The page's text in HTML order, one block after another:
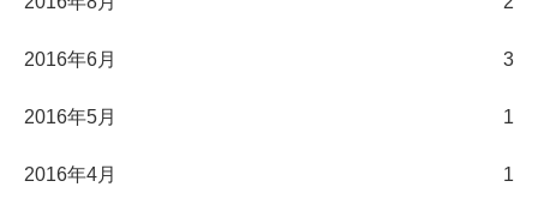
2016年6月 3
2016年5月 1
2016年4月 1